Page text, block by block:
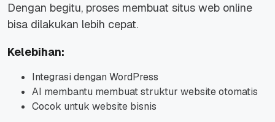
Dengan begitu, proses membuat situs web online
bisa dilakukan lebih cepat.
Kelebihan:
Integrasi dengan WordPress
AI membantu membuat struktur website otomatis
Cocok untuk website bisnis